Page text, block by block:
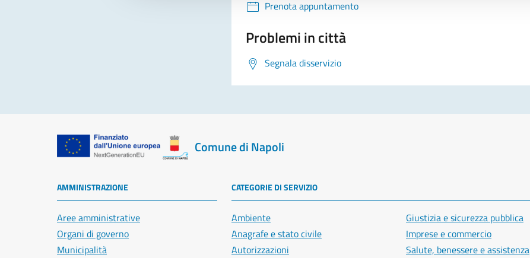
Prenota appuntamento
Problemi in città
Segnala disservizio
Comune di Napoli
AMMINISTRAZIONE
Aree amministrative
Organi di governo
Municipalità
CATEGORIE DI SERVIZIO
Ambiente
Anagrafe e stato civile
Autorizzazioni
Giustizia e sicurezza pubblica
Imprese e commercio
Salute, benessere e assistenza